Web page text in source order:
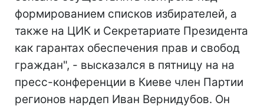
формированием списков избирателей, а
также на ЦИК и Секретариате Президента
как гарантах обеспечения прав и свобод
граждан", - высказался в пятницу на на
пресс-конференции в Киеве член Партии
регионов нардеп Иван Вернидубов. Он